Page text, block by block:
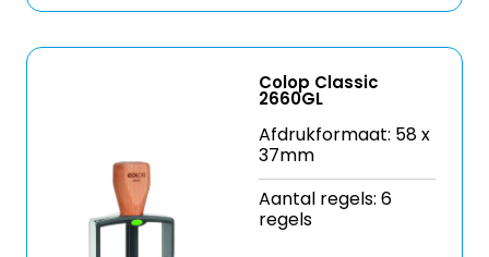
Colop Classic
2660GL
Afdrukformaat: 58 x
37mm
Aantal regels: 6
regels